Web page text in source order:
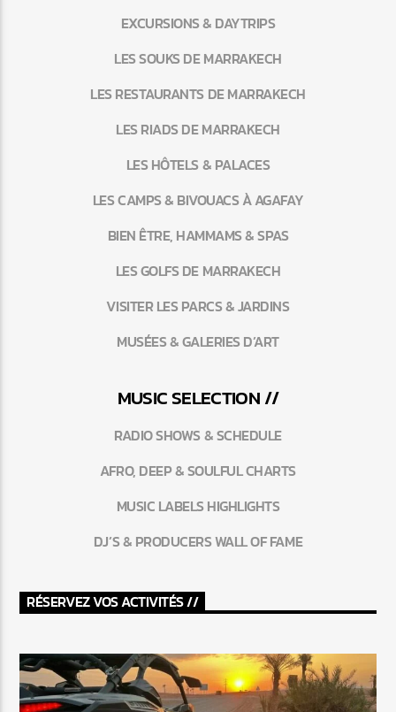
EXCURSIONS & DAYTRIPS
LES SOUKS DE MARRAKECH
LES RESTAURANTS DE MARRAKECH
LES RIADS DE MARRAKECH
LES HÔTELS & PALACES
LES CAMPS & BIVOUACS À AGAFAY
BIEN ÊTRE, HAMMAMS & SPAS
LES GOLFS DE MARRAKECH
VISITER LES PARCS & JARDINS
MUSÉES & GALERIES D’ART
MUSIC SELECTION //
RADIO SHOWS & SCHEDULE
AFRO, DEEP & SOULFUL CHARTS
MUSIC LABELS HIGHLIGHTS
DJ’S & PRODUCERS WALL OF FAME
RÉSERVEZ VOS ACTIVITÉS //